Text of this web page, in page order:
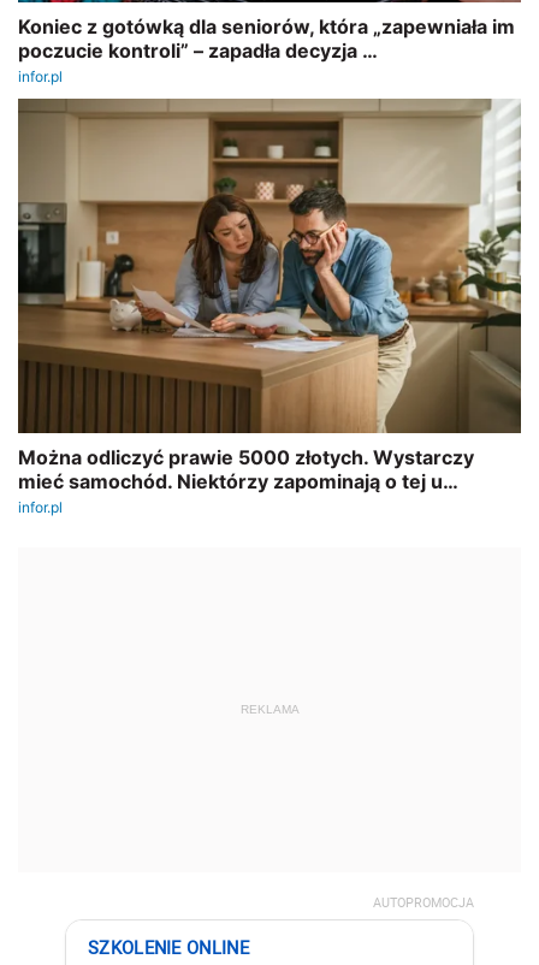
REKLAMA
AUTOPROMOCJA
SZKOLENIE ONLINE